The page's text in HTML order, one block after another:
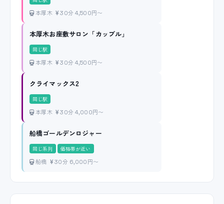
本厚木 30分 4,500円〜
本厚木お座敷サロン「カップル」
同じ駅
本厚木 30分 4,500円〜
クライマックス2
同じ駅
本厚木 30分 4,000円〜
船橋ゴールデンロジャー
同じ系列 価格帯が近い
船橋 30分 6,000円〜